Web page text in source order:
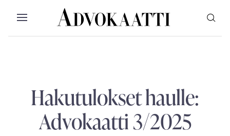
Avaa valikko
Valikon voit myös sulkea painamalla
Advokaatti etusivulle
Hakutulokset haulle:
Advokaatti 3/2025